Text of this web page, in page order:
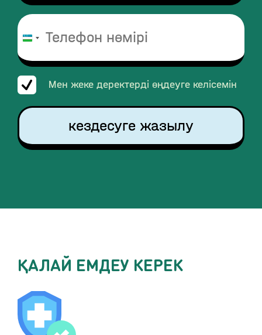
Uzbekistan
Мен жеке деректерді өңдеуге келісемін
кездесуге жазылу
ҚАЛАЙ ЕМДЕУ КЕРЕК